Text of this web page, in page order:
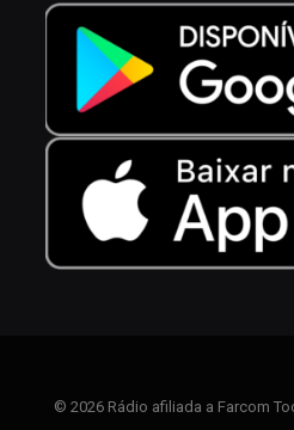
© 2026 Rádio afiliada a Farcom